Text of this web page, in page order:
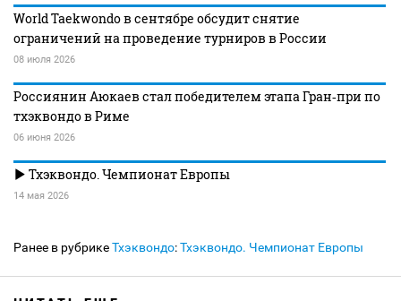
World Taekwondo в сентябре обсудит снятие
ограничений на проведение турниров в России
08 июля 2026
Россиянин Аюкаев стал победителем этапа Гран‑при по
тхэквондо в Риме
06 июня 2026
Тхэквондо. Чемпионат Европы
14 мая 2026
Ранее в рубрикеТхэквондо:Тхэквондо. Чемпионат Европы